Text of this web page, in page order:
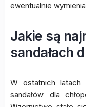
ewentualnie
Jakie są
sandałach
W ostatnich
sandałów dla